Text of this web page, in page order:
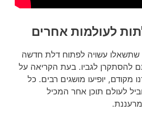
לעולמות אחרים
עשויה לפתוח דלת חדשה
להסתקרן לגביו. בעת הקריאה על
מקודם, יופיעו מושגים רבים. כל
לעולם תוכן אחר המכיל